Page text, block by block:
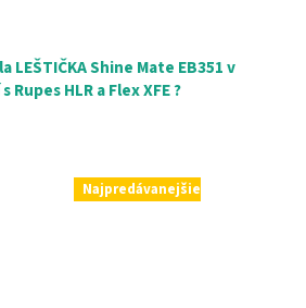
LEŠTIČKA Shine Mate EB351 v
Rupes HLR a Flex XFE ?
Najpredávanejšie